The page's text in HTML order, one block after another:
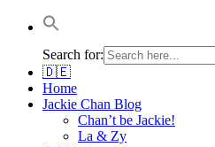
Jackie Chan Deutschland | Thorsten
Autor & Jackie-Chan-Historiker
Search for:
🇩🇪
Home
Jackie Chan Blog
Chan’t be Jackie!
La & Zy